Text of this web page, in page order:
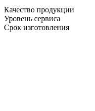
Качество продукции
Уровень сервиса
Срок изготовления